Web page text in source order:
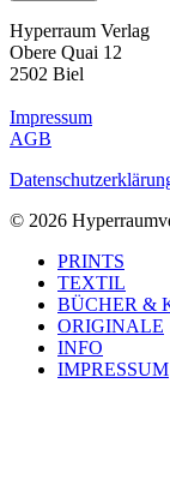
Hyperraum Verlag
Obere Quai 12
2502 Biel
Impressum
AGB
© 2026
Close
Menu
PRINTS
TEXTIL
BÜCHER &
ORIGINALE
INFO
IMPRESSUM